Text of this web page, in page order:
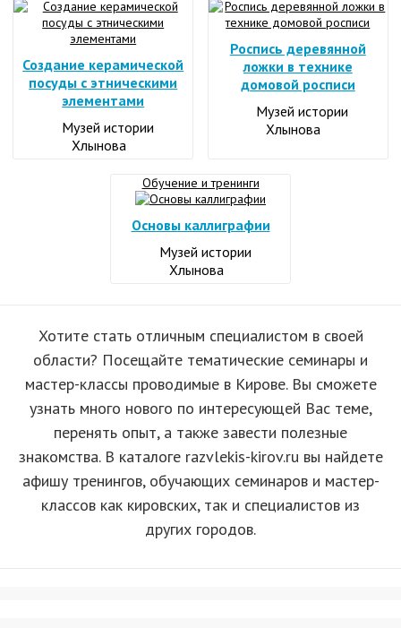
Создание керамической
посуды с этническими
элементами
Музей истории
Хлынова
Роспись деревянной
ложки в технике
домовой росписи
Музей истории
Хлынова
Обучение и тренинги
Основы каллиграфии
Музей истории
Хлынова
Хотите стать отличным специалистом в своей
области? Посещайте тематические семинары и
мастер-классы проводимые в Кирове. Вы сможете
узнать много нового по интересующей Вас теме,
перенять опыт, а также завести полезные
знакомства. В каталоге razvlekis-kirov.ru вы найдете
афишу тренингов, обучающих семинаров и мастер-
классов как кировских, так и специалистов из
других городов.